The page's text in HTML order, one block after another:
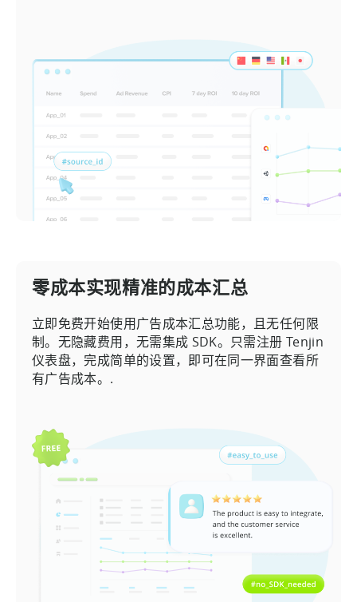
零成本实现精准的成本汇总
立即免费开始使用广告成本汇总功能，且无任何限
制。无隐藏费用，无需集成 SDK。只需注册 Tenjin
仪表盘，完成简单的设置，即可在同一界面查看所
有广告成本。.